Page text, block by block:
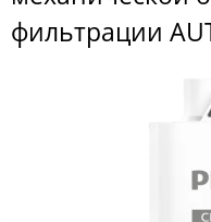
фильтрации